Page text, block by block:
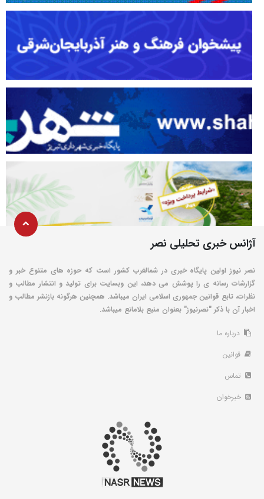
آژانس خبری تحلیلی نصر
نصر نیوز اولین پایگاه خبری در شمالغرب کشور است که حوزه های متنوع خبر و
گزارشات رسانه ی را پوشش می دهد، این وبسایت برای تولید و انتشار مطالب و
نظرات، تابع قوانین جمهوری اسلامی ایران میباشد. همچنین هرگونه بازنشر مطالب و
اخبار آن با ذکر "نصرنیوز" بعنوان منبع بلامانع میباشد.
درباره ما
قوانین
تماس
خبرخوان